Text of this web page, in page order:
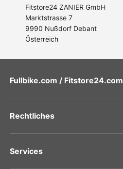
Fitstore24 ZANIER GmbH
Marktstrasse 7
9990 Nußdorf Debant
Österreich
Fullbike.com / Fitstore24.com
Rechtliches
Services